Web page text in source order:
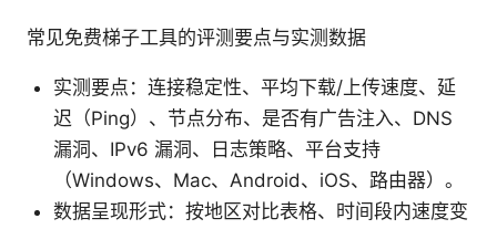
常见免费梯子工具的评测要点与实测数据
实测要点：连接稳定性、平均下载/上传速度、延
迟（Ping）、节点分布、是否有广告注入、DNS
漏洞、IPv6 漏洞、日志策略、平台支持
（Windows、Mac、Android、iOS、路由器）。
数据呈现形式：按地区对比表格、时间段内速度变